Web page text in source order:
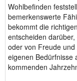
Wohlbefinden
bemerkenswerte
bekommt die
entscheiden
oder von Freude
eigenen Bedürfnisse
kommenden